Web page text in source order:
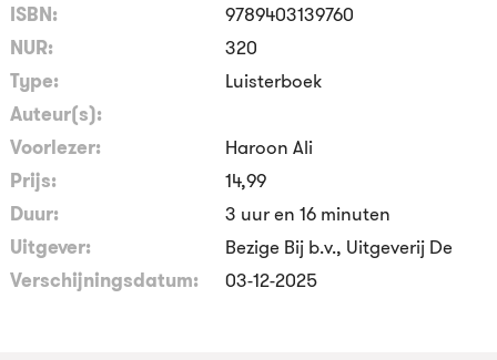
ISBN:
9789403139760
NUR:
320
Type:
Luisterboek
Auteur(s):
Voorlezer:
Haroon Ali
Prijs:
14,99
Duur:
3 uur en 16 minuten
Uitgever:
Bezige Bij b.v., Uitgeverij De
Verschijningsdatum:
03-12-2025